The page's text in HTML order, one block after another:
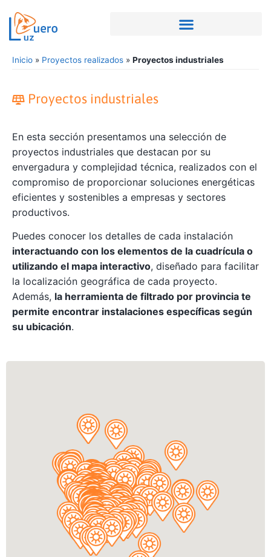
Inicio » Proyectos realizados » Proyectos industriales
Proyectos industriales
En esta sección presentamos una selección de
proyectos industriales que destacan por su
envergadura y complejidad técnica, realizados con el
compromiso de proporcionar soluciones energéticas
eficientes y sostenibles a empresas y sectores
productivos.
Puedes conocer los detalles de cada instalación
interactuando con los elementos de la cuadrícula o
utilizando el mapa interactivo, diseñado para facilitar
la localización geográfica de cada proyecto.
Además, la herramienta de filtrado por provincia te
permite encontrar instalaciones específicas según
su ubicación.